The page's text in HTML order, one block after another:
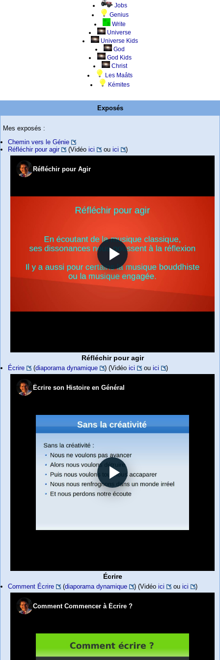
Jobs
Genius
Write
Universe
Universe Kids
God
God Kids
Christ
Les Maâts
Kémites
Exposés
Mes exposés :
Chemin vers le Génie
Réfléchir pour agir
(Vidéo ici ou ici )
Réfléchir pour agir
Écrire (diaporama dynamique ) (Vidéo ici ou ici )
Écrire
Comment Écrire (diaporama dynamique ) (Vidéo ici ou ici )